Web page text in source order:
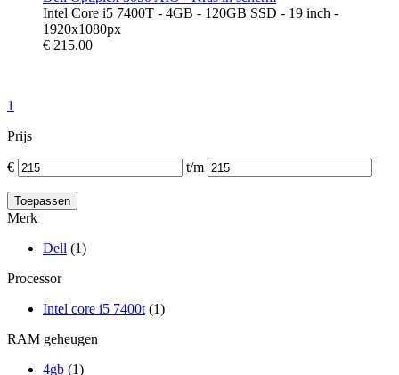
Intel Core i5 7400T - 4GB - 120GB SSD - 19 inch -
1920x1080px
€ 215.00
1
Prijs
€ t/m
Merk
Dell (1)
Processor
Intel core i5 7400t (1)
RAM geheugen
4gb (1)